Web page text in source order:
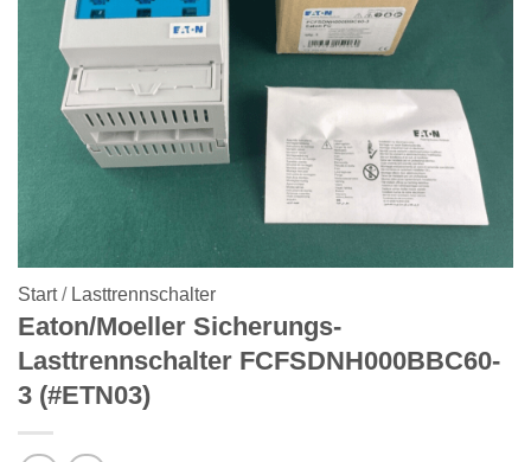
Start / Lasttrennschalter
Eaton/Moeller Sicherungs-
Lasttrennschalter FCFSDNH000BBC60-
3 (#ETN03)